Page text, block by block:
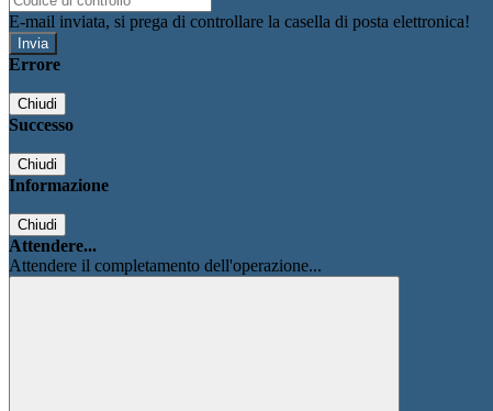
E-mail inviata, si prega di controllare la casella di posta elettronica!
Errore
Chiudi
Successo
Chiudi
Informazione
Chiudi
Attendere...
Attendere il completamento dell'operazione...